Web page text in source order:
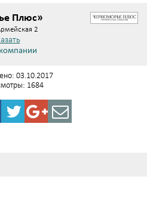
Плюс»
2
03.10.2017
1684